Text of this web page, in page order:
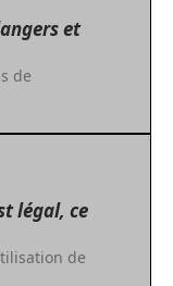
et
de
légal, ce
de